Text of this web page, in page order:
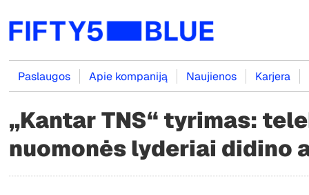
Paslaugos Apie kompaniją Naujienos Karjera
„Kantar TNS“ tyrimas:
nuomonės lyderiai didino